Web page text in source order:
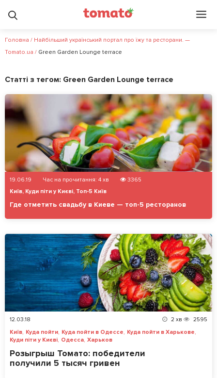
Головна / Найбільший український портал про їжу та ресторани. —
Tomato.ua / Green Garden Lounge terrace
Статті з тегом: Green Garden Lounge terrace
19.06.19 Час на прочитання: 4 хв
3365
Київ, Куди піти у Києві, Топ-5 Київ
Где отметить свадьбу в Киеве — топ-5 ресторанов
12.03.18 2 хв
2595
Київ, Куда пойти, Куда пойти в Одессе, Куда пойти в Харькове,
Куди піти у Києві, Одесса, Харьков
Розыгрыш Томато: победители
получили 5 тысяч гривен